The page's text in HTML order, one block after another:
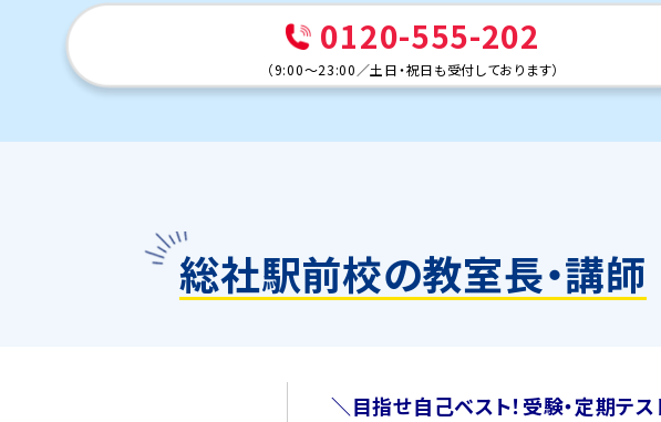
0120-555-202
（9:00～23:00 ／土日・祝日も受付しております）
総社駅前校の教室長・講師
＼目指せ自己ベスト！受験・定期テス